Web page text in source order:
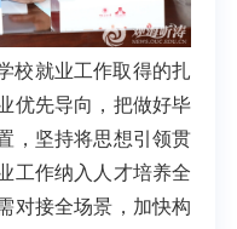
校就业工作取得的扎
优先导向，把做好毕
，坚持将思想引领贯
工作纳入人才培养全
对接全场景，加快构